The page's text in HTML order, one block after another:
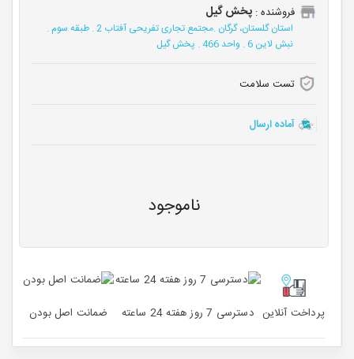
فروشنده : پخش گیل
استان گلستان، گرگان .مجتمع تجاری تفریحی آفتاب 2 . طبقه سوم .
نبش لاین 6 . واحد 466 . پخش گیل
تست سلامت
آماده ارسال
ناموجود
پرداخت آنلاین دسترسی 7 روز هفته 24 ساعته ضمانت اصل بودن